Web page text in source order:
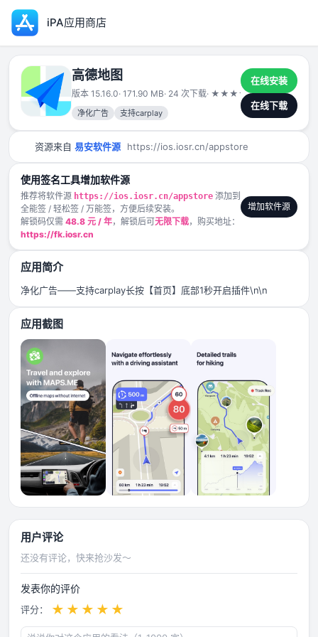
iPA应用商店
高德地图
版本 15.16.0· 171.90 MB· 24 次下载· ★ ★ ★ ★★
2025-05-10
净化广告
支持carplay
在线安装
在线下载
资源来自 易安软件源 https://ios.iosr.cn/appstore
使用签名工具增加软件源
推荐将软件源 https://ios.iosr.cn/appstore 添加到
全能签 / 轻松签 / 万能签，方便后续安装。
解锁码仅需 48.8 元 / 年，解锁后可无限下载，购买地址：
https://fk.iosr.cn
增加软件源
应用简介
净化广告——支持carplay长按【首页】底部1秒开启插件\n\n
应用截图
用户评论
还没有评论，快来抢沙发～
发表你的评价
评分： ★ ★ ★ ★ ★